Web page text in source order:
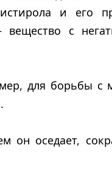
и его
с
для борьбы с
он оседает,